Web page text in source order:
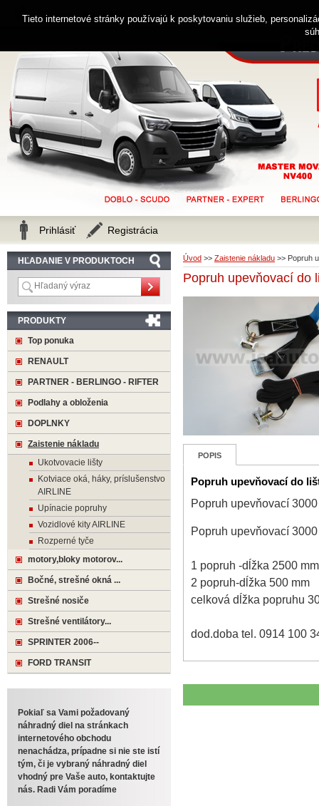
Úvod >> Zaistenie nákladu >> Popruh
Popruh upevňovací do
POPIS
Popruh upevňovací do
Popruh upevňovací
Popruh upevňovací
1 popruh -dĺžka 2500 mm
2 popruh-dĺžka 500 mm
celková dĺžka popruhu
dod.doba tel. 0914 100
HĽADANIE V PRODUKTOCH
PRODUKTY
Top ponuka
RENAULT
PARTNER - BERLINGO - RIFTER
Podlahy a obloženia
DOPLNKY
Zaistenie nákladu
Ukotvovacie lišty
Kotviace oká, háky, príslušenstvo
AIRLINE
Upínacie popruhy
Vozidlové kity AIRLINE
Rozperné tyče
motory,bloky motorov...
Bočné, strešné okná ...
Strešné nosiče
Strešné ventilátory...
SPRINTER 2006--
FORD TRANSIT
Pokiaľ sa Vami požadovaný
náhradný diel na stránkach
internetového obchodu
nenachádza, prípadne si nie ste istí
tým, či je vybraný náhradný diel
vhodný pre Vaše auto, kontaktujte
nás. Radi Vám poradíme
Zákaznícka linka 0914 238 482
Prihlásiť Registrácia
Tieto internetové stránky používajú k poskytovaniu služieb,